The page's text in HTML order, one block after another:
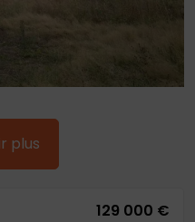
plus
129 000 €